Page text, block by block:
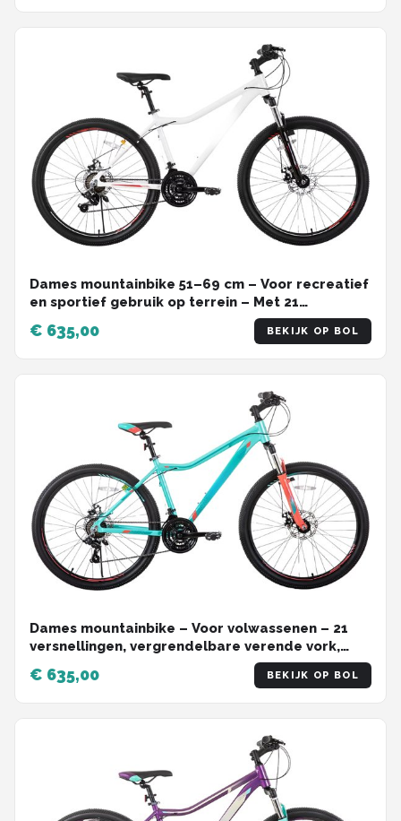
Dames mountainbike 51–69 cm – Voor recreatief
en sportief gebruik op terrein – Met 21
versnellingen, vergrendelbare verende vork en
dubbele schijfremmen – Wit aluminium frame
€ 635,00 BEKIJK OP BOL
Dames mountainbike – Voor volwassenen – 21
versnellingen, vergrendelbare verende vork,
dubbele schijfremmen, aluminium frame –
Groen, 51/66/69 cm
€ 635,00 BEKIJK OP BOL